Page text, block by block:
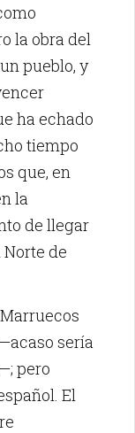
la obra del
pueblo, y
ha echado
tiempo
que, en
la
de llegar
de
sería
pero
El